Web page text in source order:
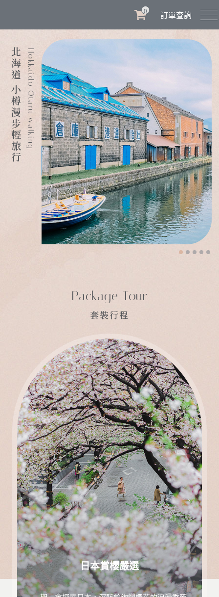
0 訂單查詢
北海道 小樽漫步輕旅行Hokkaido Otaru walking
Package Tour
套裝行程
日本賞櫻嚴選